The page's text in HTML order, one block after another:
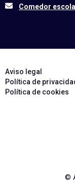
Comedor
Aviso legal
Política de
Política de cookies
©